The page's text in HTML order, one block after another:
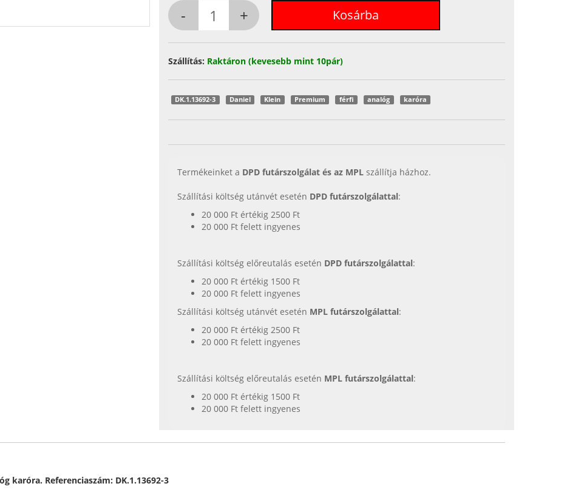
Szállítás: Raktáron (kevesebb mint 10pár)
DK.1.13692-3 Daniel Klein Premium férfi analóg karóra
Termékeinket a DPD futárszolgálat és az MPL szállítja házhoz.
Szállítási költség utánvét esetén DPD futárszolgálattal:
20 000 Ft értékig 2500 Ft
20 000 Ft felett ingyenes
Szállítási költség előreutalás esetén DPD futárszolgálattal:
20 000 Ft értékig 1500 Ft
20 000 Ft felett ingyenes
Szállítási költség utánvét esetén MPL futárszolgálattal:
20 000 Ft értékig 2500 Ft
20 000 Ft felett ingyenes
Szállítási költség előreutalás esetén MPL futárszolgálattal:
20 000 Ft értékig 1500 Ft
20 000 Ft felett ingyenes
karóra. Referenciaszám: DK.1.13692-3